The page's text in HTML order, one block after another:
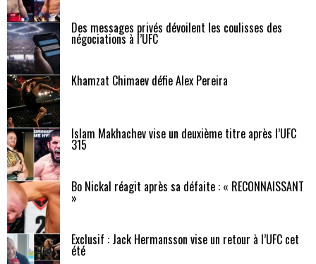
Des messages privés dévoilent les coulisses des
négociations à l’UFC
Khamzat Chimaev défie Alex Pereira
Islam Makhachev vise un deuxième titre après l’UFC
315
Bo Nickal réagit après sa défaite : « RECONNAISSANT
»
Exclusif : Jack Hermansson vise un retour à l’UFC cet
été